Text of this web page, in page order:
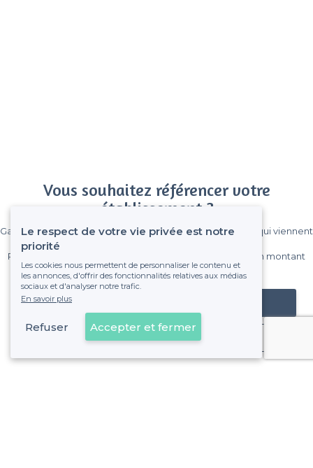
Vous souhaitez référencer votre
établissement ?
Gagnez de nombreux clients parmi le million de visiteurs qui viennent
Pas de commissions et sans engagement, vous payez un montant
fixe sans risque de voir déraper la facture.
Référencer mon établissement
Déjà client
Le respect de votre vie privée est notre
priorité
Les cookies nous permettent de personnaliser le contenu et
les annonces, d'offrir des fonctionnalités relatives aux médias
sociaux et d'analyser notre trafic.
En savoir plus
Refuser Accepter et fermer